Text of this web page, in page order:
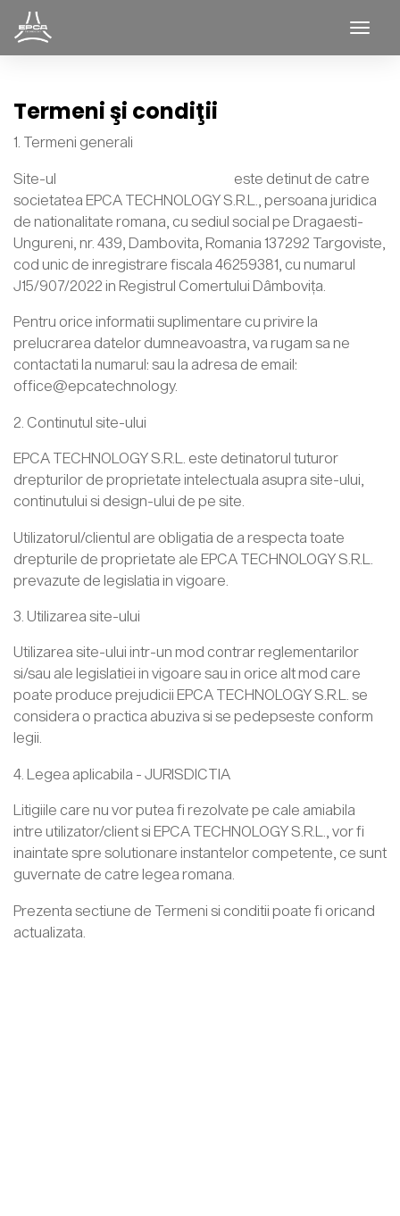
Termeni şi condiţii
1. Termeni generali
Site-ul
este detinut de catre
societatea EPCA TECHNOLOGY S.R.L., persoana juridica
de nationalitate romana, cu sediul social pe Dragaesti-
Ungureni, nr. 439, Dambovita, Romania 137292 Targoviste,
cod unic de inregistrare fiscala 46259381, cu numarul
J15/907/2022 in Registrul Comertului Dâmbovița.
Pentru orice informatii suplimentare cu privire la
prelucrarea datelor dumneavoastra, va rugam sa ne
contactati la numarul: sau la adresa de email:
office@epcatechnology.
2. Continutul site-ului
EPCA TECHNOLOGY S.R.L. este detinatorul tuturor
drepturilor de proprietate intelectuala asupra site-ului,
continutului si design-ului de pe site.
Utilizatorul/clientul are obligatia de a respecta toate
drepturile de proprietate ale EPCA TECHNOLOGY S.R.L.
prevazute de legislatia in vigoare.
3. Utilizarea site-ului
Utilizarea site-ului intr-un mod contrar reglementarilor
si/sau ale legislatiei in vigoare sau in orice alt mod care
poate produce prejudicii EPCA TECHNOLOGY S.R.L. se
considera o practica abuziva si se pedepseste conform
legii.
4. Legea aplicabila - JURISDICTIA
Litigiile care nu vor putea fi rezolvate pe cale amiabila
intre utilizator/client si EPCA TECHNOLOGY S.R.L., vor fi
inaintate spre solutionare instantelor competente, ce sunt
guvernate de catre legea romana.
Prezenta sectiune de Termeni si conditii poate fi oricand
actualizata.